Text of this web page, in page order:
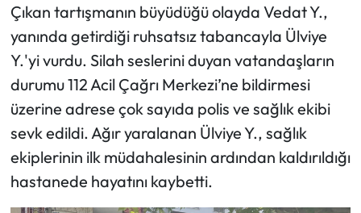
Çıkan tartışmanın büyüdüğü olayda Vedat Y.,
yanında getirdiği ruhsatsız tabancayla Ülviye
Y.'yi vurdu. Silah seslerini duyan vatandaşların
durumu 112 Acil Çağrı Merkezi’ne bildirmesi
üzerine adrese çok sayıda polis ve sağlık ekibi
sevk edildi. Ağır yaralanan Ülviye Y., sağlık
ekiplerinin ilk müdahalesinin ardından kaldırıldığı
hastanede hayatını kaybetti.